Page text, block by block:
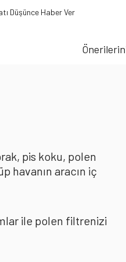
Düşünce Haber Ver
pis koku, polen
havanın aracın iç
ile polen filtrenizi